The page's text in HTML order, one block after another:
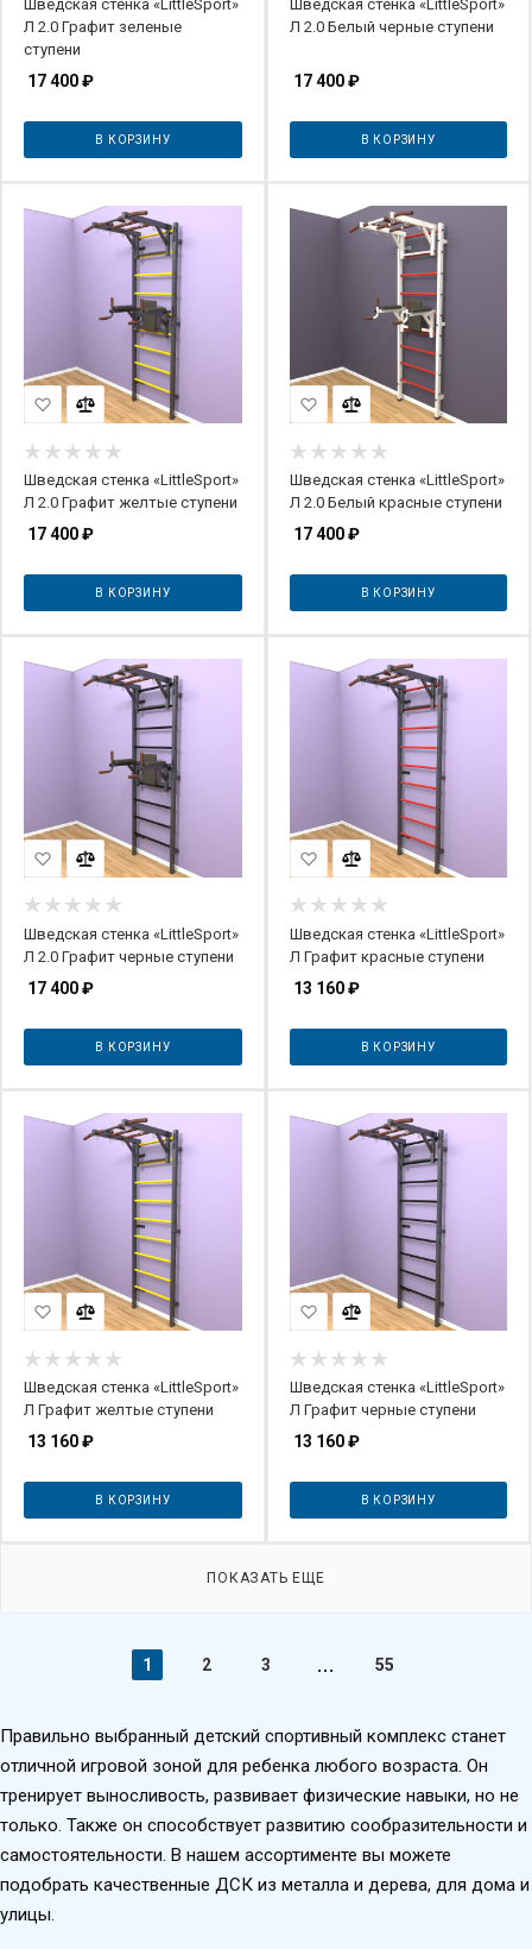
Шведская стенка «LittleSport»
Л 2.0 Графит зеленые
ступени
17 400₽
В КОРЗИНУ
Шведская стенка «LittleSport»
Л 2.0 Белый черные ступени
17 400₽
В КОРЗИНУ
Шведская стенка «LittleSport»
Л 2.0 Графит желтые ступени
17 400₽
В КОРЗИНУ
Шведская стенка «LittleSport»
Л 2.0 Белый красные ступени
17 400₽
В КОРЗИНУ
Шведская стенка «LittleSport»
Л 2.0 Графит черные ступени
17 400₽
В КОРЗИНУ
Шведская стенка «LittleSport»
Л Графит красные ступени
13 160₽
В КОРЗИНУ
Шведская стенка «LittleSport»
Л Графит желтые ступени
13 160₽
В КОРЗИНУ
Шведская стенка «LittleSport»
Л Графит черные ступени
13 160₽
В КОРЗИНУ
ПОКАЗАТЬ ЕЩЕ
1 2 3 55
Правильно выбранный детский спортивный комплекс станет
отличной игровой зоной для ребенка любого возраста. Он
тренирует выносливость, развивает физические навыки, но не
только. Также он способствует развитию сообразительности и
самостоятельности. В нашем ассортименте вы можете
подобрать качественные ДСК из металла и дерева, для дома и
улицы.